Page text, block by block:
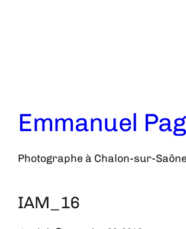
Emmanuel
Photographe à Chalon-sur-
IAM_16